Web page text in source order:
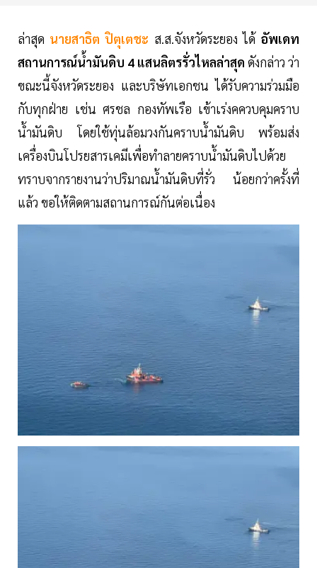
ล่าสุด นายสาธิต ปิตุเตชะ ส.ส.จังหวัดระยอง ได้ อัพเดท
สถานการณ์น้ำมันดิบ 4 แสนลิตรรั่วไหลล่าสุด ดังกล่าว ว่า
ขณะนี้จังหวัดระยอง และบริษัทเอกชน ได้รับความร่วมมือ
กับทุกฝ่าย เช่น ศรชล กองทัพเรือ เข้าเร่งคควบคุมคราบ
น้ำมันดิบ โดยใช้ทุ่นล้อมวงกันคราบน้ำมันดิบ พร้อมส่ง
เครื่องบินโปรยสารเคมีเพื่อทำลายคราบน้ำมันดิบไปด้วย
ทราบจากรายงานว่าปริมาณน้ำมันดิบที่รั่ว น้อยกว่าครั้งที่
แล้ว ขอให้ติดตามสถานการณ์กันต่อเนื่อง